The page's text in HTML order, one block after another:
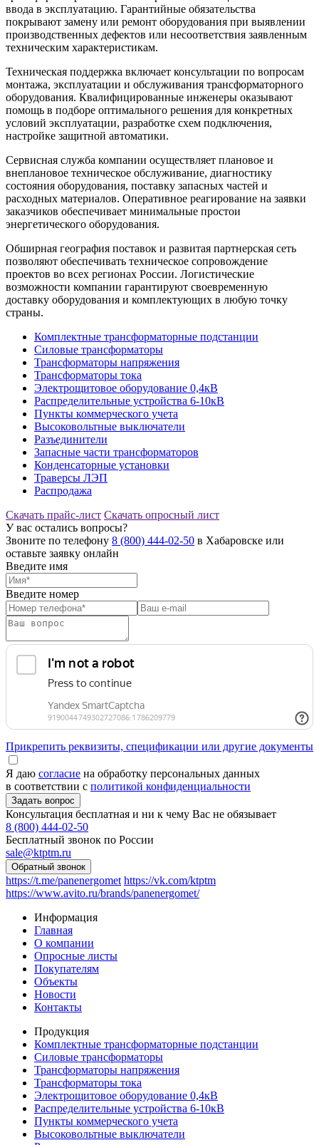
ввода в эксплуатацию. Гарантийные обязательства
покрывают замену или ремонт оборудования при выявлении
производственных дефектов или несоответствия заявленным
техническим характеристикам.
Техническая поддержка включает консультации по вопросам
монтажа, эксплуатации и обслуживания трансформаторного
оборудования. Квалифицированные инженеры оказывают
помощь в подборе оптимального решения для конкретных
условий эксплуатации, разработке схем подключения,
настройке защитной автоматики.
Сервисная служба компании осуществляет плановое и
внеплановое техническое обслуживание, диагностику
состояния оборудования, поставку запасных частей и
расходных материалов. Оперативное реагирование на заявки
заказчиков обеспечивает минимальные простои
энергетического оборудования.
Обширная география поставок и развитая партнерская сеть
позволяют обеспечивать техническое сопровождение
проектов во всех регионах России. Логистические
возможности компании гарантируют своевременную
доставку оборудования и комплектующих в любую точку
страны.
Комплектные трансформаторные подстанции
Силовые трансформаторы
Трансформаторы напряжения
Трансформаторы тока
Электрощитовое оборудование 0,4кВ
Распределительные устройства 6-10кВ
Пункты коммерческого учета
Высоковольтные выключатели
Разъединители
Запасные части трансформаторов
Конденсаторные установки
Траверсы ЛЭП
Распродажа
Скачать прайс-лист Скачать опросный лист
У вас остались вопросы?
Звоните по телефону 8 (800) 444-02-50 в Хабаровске или
оставьте заявку онлайн
Введите имя
Введите номер
Прикрепить реквизиты, спецификации или другие документы
Я даю согласие на обработку персональных данных
в соответствии с политикой конфиденциальности
Консультация бесплатная и ни к чему Вас не обязывает
8 (800) 444-02-50
Бесплатный звонок по России
sale@ktptm.ru
https://t.me/panenergomet https://vk.com/ktptm
https://www.avito.ru/brands/panenergomet/
Информация
Главная
О компании
Опросные листы
Покупателям
Объекты
Новости
Контакты
Продукция
Комплектные трансформаторные подстанции
Силовые трансформаторы
Трансформаторы напряжения
Трансформаторы тока
Электрощитовое оборудование 0,4кВ
Распределительные устройства 6-10кВ
Пункты коммерческого учета
Высоковольтные выключатели